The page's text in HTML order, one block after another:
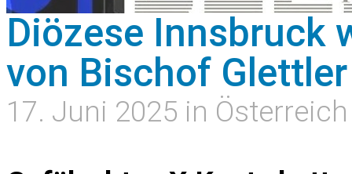
Diözese Innsbruck
von Bischof Glettler
17. Juni 2025 in Österreich